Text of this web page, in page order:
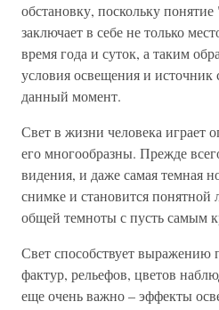
обстановку, поскольку
заключает в себе не только
время года и суток, а таким
условия освещения и источник
данный момент.
Свет в жизни человека играет
его многообразны. Прежде
видения, и даже самая темная
снимке и становится понятной
общей темноты с пусть самым
Свет способствует выражению
фактур, рельефов, цветов
еще очень важно – эффекты